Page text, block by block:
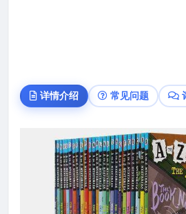
详情介绍 常见问题